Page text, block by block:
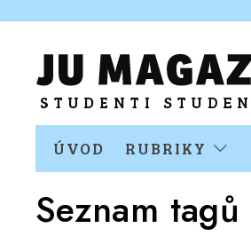
ÚVOD RUBRIKY
Seznam tagů